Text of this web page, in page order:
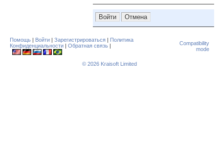
Помощь | Войти | Зарегистрироваться | Политика
Конфиденциальности | Обратная связь |
Compatibility
mode
© 2026 Kraisoft Limited